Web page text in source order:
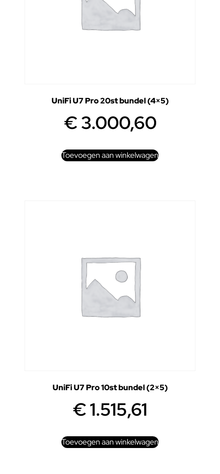
UniFi U7 Pro 20st bundel (4×5)
€3.000,60
Toevoegen aan winkelwagen
UniFi U7 Pro 10st bundel (2×5)
€1.515,61
Toevoegen aan winkelwagen